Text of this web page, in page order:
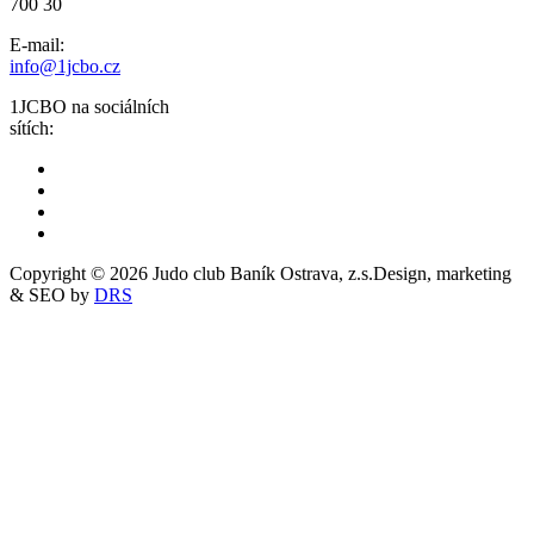
700 30
E-mail:
info@1jcbo.cz
1JCBO na sociálních
sítích:
Copyright © 2026 Judo club Baník Ostrava, z.s.Design, marketing
& SEO by DRS